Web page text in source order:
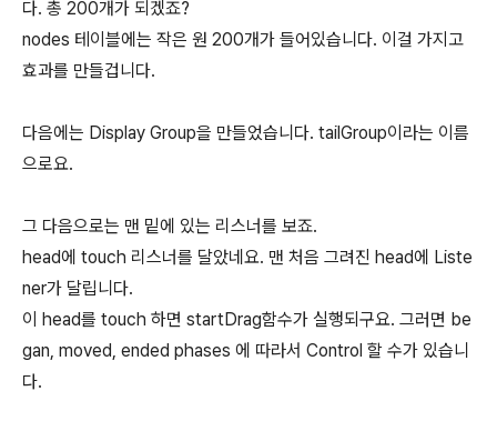
다. 총 200개가 되겠죠?
nodes 테이블에는 작은 원 200개가 들어있습니다. 이걸 가지고
효과를 만들겁니다.
다음에는 Display Group을 만들었습니다. tailGroup이라는 이름
으로요.
그 다음으로는 맨 밑에 있는 리스너를 보죠.
head에 touch 리스너를 달았네요. 맨 처음 그려진 head에 Liste
ner가 달립니다.
이 head를 touch 하면 startDrag함수가 실행되구요. 그러면 be
gan, moved, ended phases 에 따라서 Control 할 수가 있습니
다.